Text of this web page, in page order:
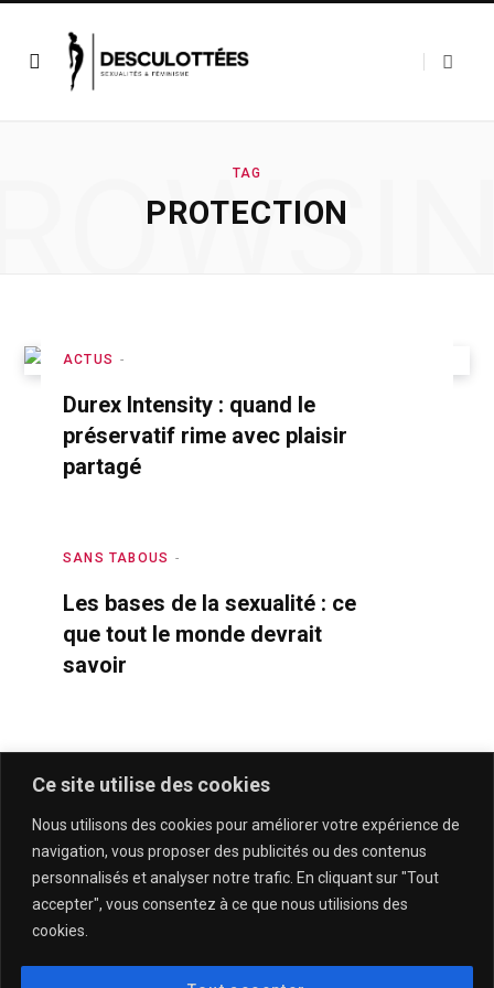
Ce site utilise des cookies
Nous utilisons des cookies pour améliorer votre expérience de
navigation, vous proposer des publicités ou des contenus
personnalisés et analyser notre trafic. En cliquant sur "Tout
accepter", vous consentez à ce que nous utilisions des
cookies.
TAG
PROTECTION
ACTUS
Durex Intensity : quand le
préservatif rime avec plaisir
partagé
SANS TABOUS
Les bases de la sexualité : ce
que tout le monde devrait
savoir